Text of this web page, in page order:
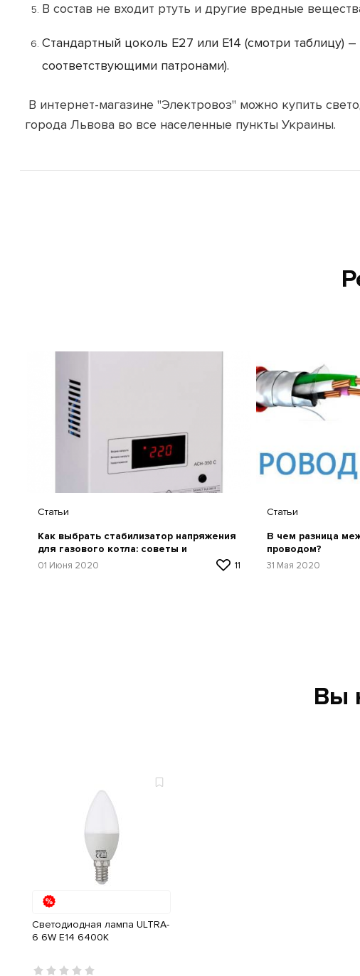
В состав не входит ртуть и другие вредные
Стандартный цоколь Е27 или Е14 (смотри таблицу)
соответствующими патронами).
В интернет-магазине "Электровоз" можно купить
города Львова во все населенные пункты Украины.
Статьи
Как выбрать стабилизатор напряжения
для газового котла: советы и
рекомендации по выбору
01 Июня 2020 11
Статьи
В чем разница
проводом?
31 Мая 2020
Вы
Светодиодная лампа ULTRA-
6 6W E14 6400К